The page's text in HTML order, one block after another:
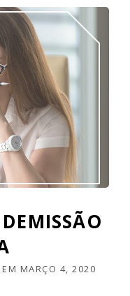
EM MARÇO 4, 2020